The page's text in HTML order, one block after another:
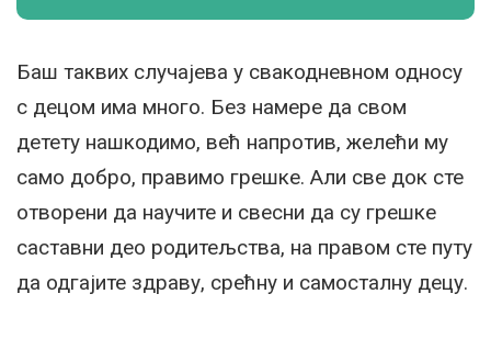
Баш таквих случајева у свакодневном односу
с децом има много. Без намере да свом
детету нашкодимо, већ напротив, желећи му
само добро, правимо грешке. Али све док сте
отворени да научите и свесни да су грешке
саставни део родитељства, на правом сте путу
да одгајите здраву, срећну и самосталну децу.